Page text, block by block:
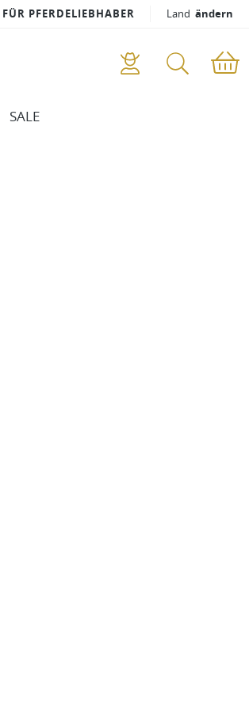
FÜR PFERDELIEBHABER Land ändern
SALE